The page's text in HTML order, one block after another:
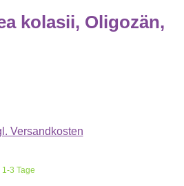
kolasii, Oligozän,
Versandkosten
3 Tage